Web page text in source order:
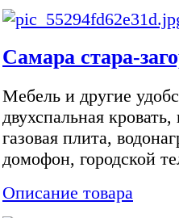
Самара стара-
Мебель и другие
двухспальная
газовая плита,
домофон, городской
Описание товара